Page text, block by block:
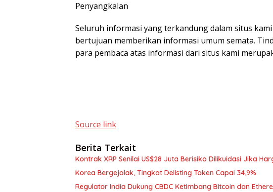
Penyangkalan
Seluruh informasi yang terkandung dalam situs
bertujuan memberikan informasi umum semata.
para pembaca atas informasi dari situs kami
Source link
Berita Terkait
Kontrak XRP Senilai US$28 Juta Berisiko Dilikuidasi Jika
Korea Bergejolak, Tingkat Delisting Token Capai 34,9%
Regulator India Dukung CBDC Ketimbang Bitcoin dan